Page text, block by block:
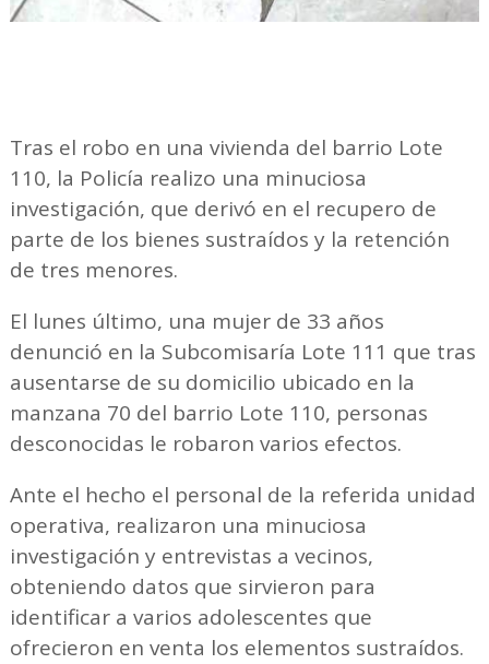
Tras el robo en una vivienda del barrio Lote
110, la Policía realizo una minuciosa
investigación, que derivó en el recupero de
parte de los bienes sustraídos y la retención
de tres menores.
El lunes último, una mujer de 33 años
denunció en la Subcomisaría Lote 111 que tras
ausentarse de su domicilio ubicado en la
manzana 70 del barrio Lote 110, personas
desconocidas le robaron varios efectos.
Ante el hecho el personal de la referida unidad
operativa, realizaron una minuciosa
investigación y entrevistas a vecinos,
obteniendo datos que sirvieron para
identificar a varios adolescentes que
ofrecieron en venta los elementos sustraídos.